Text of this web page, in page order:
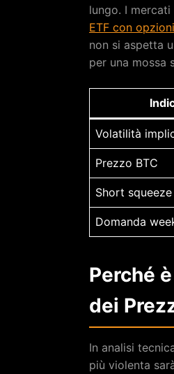
lungo. I
ETF con
non si aspetta
per una mossa
Volatilità
Prezzo BTC
Short
Domanda
Perché
dei
In analisi
più violenta